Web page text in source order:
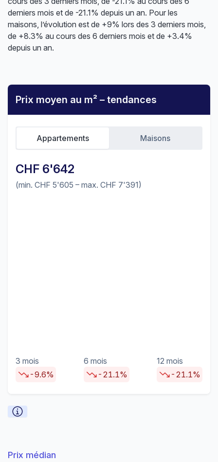
derniers mois et de -21.1% depuis un an. Pour les
maisons, l’évolution est de +9% lors des 3 derniers mois,
de +8.3% au cours des 6 derniers mois et de +3.4%
depuis un an.
Prix moyen au m² – tendances
CHF 6'642
(min. CHF 5'605 – max. CHF 7'391)
Appartements Maisons
3 mois
-9.6%
6 mois
-21.1%
12 mois
-21.1%
Prix médian